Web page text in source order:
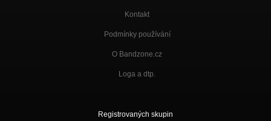
Kontakt
Podmínky používání
O Bandzone.cz
Loga a dtp.
Registrovaných skupin